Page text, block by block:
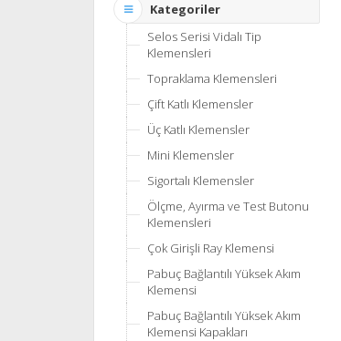
Kategoriler
Selos Serisi Vidalı Tip
Klemensleri
Topraklama Klemensleri
Çift Katlı Klemensler
Üç Katlı Klemensler
Mini Klemensler
Sigortalı Klemensler
Ölçme, Ayırma ve Test Butonu
Klemensleri
Çok Girişli Ray Klemensi
Pabuç Bağlantılı Yüksek Akım
Klemensi
Pabuç Bağlantılı Yüksek Akım
Klemensi Kapakları